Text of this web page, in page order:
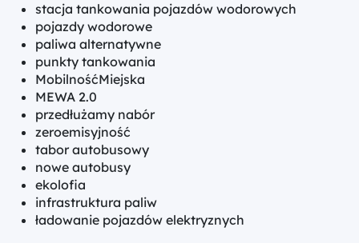
stacja tankowania pojazdów wodorowych
pojazdy wodorowe
paliwa alternatywne
punkty tankowania
MobilnośćMiejska
MEWA 2.0
przedłużamy nabór
zeroemisyjność
tabor autobusowy
nowe autobusy
ekolofia
infrastruktura paliw
ładowanie pojazdów elektryznych